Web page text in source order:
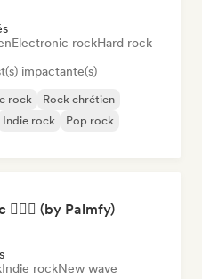
Electronic rockHard rock
impactante(s)
rock
Rock chrétien
Indie rock
Pop rock
(by Palmfy)
Indie rockNew wave